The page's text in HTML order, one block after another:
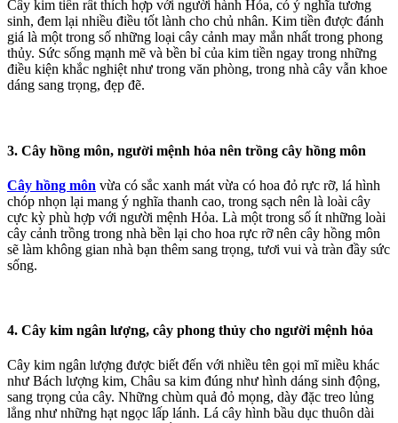
Cây kim tiền rất thích hợp với người hành Hỏa, có ý nghĩa tương
sinh, đem lại nhiều điều tốt lành cho chủ nhân. Kim tiền được đánh
giá là một trong số những loại cây cảnh may mắn nhất trong phong
thủy. Sức sống mạnh mẽ và bền bỉ của kim tiền ngay trong những
điều kiện khắc nghiệt như trong văn phòng, trong nhà cây vẫn khoe
dáng sang trọng, đẹp đẽ.
3. Cây hồng môn, người mệnh hỏa nên trồng cây hồng môn
Cây hồng môn vừa có sắc xanh mát vừa có hoa đỏ rực rỡ, lá hình
chóp nhọn lại mang ý nghĩa thanh cao, trong sạch nên là loài cây
cực kỳ phù hợp với người mệnh Hỏa. Là một trong số ít những loài
cây cảnh trồng trong nhà bền lại cho hoa rực rỡ nên cây hồng môn
sẽ làm không gian nhà bạn thêm sang trọng, tươi vui và tràn đầy sức
sống.
4. Cây kim ngân lượng, cây phong thủy cho người mệnh hỏa
Cây kim ngân lượng được biết đến với nhiều tên gọi mĩ miều khác
như Bách lượng kim, Châu sa kim đúng như hình dáng sinh động,
sang trọng của cây. Những chùm quả đỏ mọng, dày đặc treo lủng
lẳng như những hạt ngọc lấp lánh. Lá cây hình bầu dục thuôn dài